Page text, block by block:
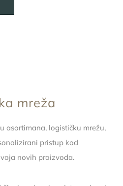
mreža
asortimana, logističku mrežu,
pristup kod
novih proizvoda.